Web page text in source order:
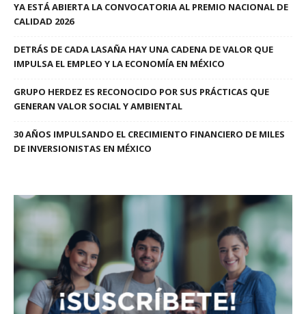
YA ESTÁ ABIERTA LA CONVOCATORIA AL PREMIO NACIONAL DE
CALIDAD 2026
DETRÁS DE CADA LASAÑA HAY UNA CADENA DE VALOR QUE
IMPULSA EL EMPLEO Y LA ECONOMÍA EN MÉXICO
GRUPO HERDEZ ES RECONOCIDO POR SUS PRÁCTICAS QUE
GENERAN VALOR SOCIAL Y AMBIENTAL
30 AÑOS IMPULSANDO EL CRECIMIENTO FINANCIERO DE MILES
DE INVERSIONISTAS EN MÉXICO